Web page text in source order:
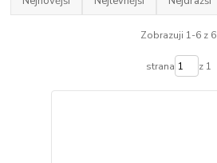
Zobrazuji 1-6 z 6
strana z 1